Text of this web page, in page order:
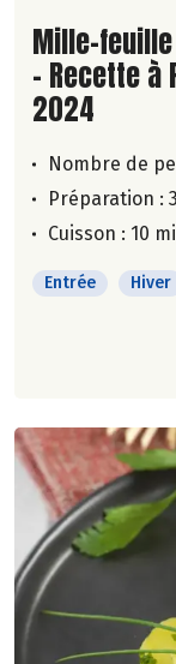
Lire la
Mille-
- Recette à
2024
Nombre de
Préparation :
Cuisson : 10
Entrée Hiver